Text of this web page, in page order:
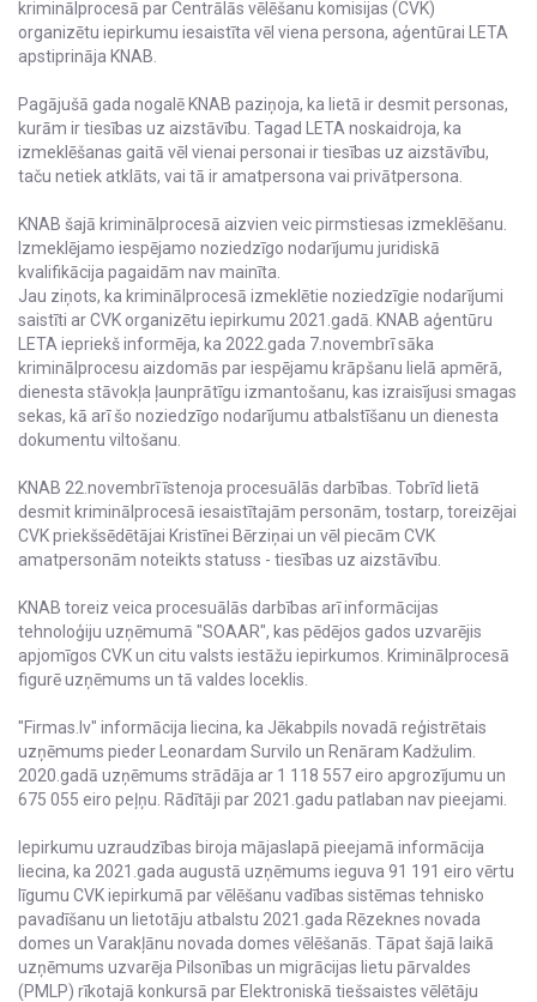
kriminālprocesā par Centrālās vēlēšanu komisijas (CVK)
organizētu iepirkumu iesaistīta vēl viena persona, aģentūrai LETA
apstiprināja KNAB.
Pagājušā gada nogalē KNAB paziņoja, ka lietā ir desmit personas,
kurām ir tiesības uz aizstāvību. Tagad LETA noskaidroja, ka
izmeklēšanas gaitā vēl vienai personai ir tiesības uz aizstāvību,
taču netiek atklāts, vai tā ir amatpersona vai privātpersona.
KNAB šajā kriminālprocesā aizvien veic pirmstiesas izmeklēšanu.
Izmeklējamo iespējamo noziedzīgo nodarījumu juridiskā
kvalifikācija pagaidām nav mainīta.
Jau ziņots, ka kriminālprocesā izmeklētie noziedzīgie nodarījumi
saistīti ar CVK organizētu iepirkumu 2021.gadā. KNAB aģentūru
LETA iepriekš informēja, ka 2022.gada 7.novembrī sāka
kriminālprocesu aizdomās par iespējamu krāpšanu lielā apmērā,
dienesta stāvokļa ļaunprātīgu izmantošanu, kas izraisījusi smagas
sekas, kā arī šo noziedzīgo nodarījumu atbalstīšanu un dienesta
dokumentu viltošanu.
KNAB 22.novembrī īstenoja procesuālās darbības. Tobrīd lietā
desmit kriminālprocesā iesaistītajām personām, tostarp, toreizējai
CVK priekšsēdētājai Kristīnei Bērziņai un vēl piecām CVK
amatpersonām noteikts statuss - tiesības uz aizstāvību.
KNAB toreiz veica procesuālās darbības arī informācijas
tehnoloģiju uzņēmumā "SOAAR", kas pēdējos gados uzvarējis
apjomīgos CVK un citu valsts iestāžu iepirkumos. Kriminālprocesā
figurē uzņēmums un tā valdes loceklis.
"Firmas.lv" informācija liecina, ka Jēkabpils novadā reģistrētais
uzņēmums pieder Leonardam Survilo un Renāram Kadžulim.
2020.gadā uzņēmums strādāja ar 1 118 557 eiro apgrozījumu un
675 055 eiro peļņu. Rādītāji par 2021.gadu patlaban nav pieejami.
Iepirkumu uzraudzības biroja mājaslapā pieejamā informācija
liecina, ka 2021.gada augustā uzņēmums ieguva 91 191 eiro vērtu
līgumu CVK iepirkumā par vēlēšanu vadības sistēmas tehnisko
pavadīšanu un lietotāju atbalstu 2021.gada Rēzeknes novada
domes un Varakļānu novada domes vēlēšanās. Tāpat šajā laikā
uzņēmums uzvarēja Pilsonības un migrācijas lietu pārvaldes
(PMLP) rīkotajā konkursā par Elektroniskā tiešsaistes vēlētāju